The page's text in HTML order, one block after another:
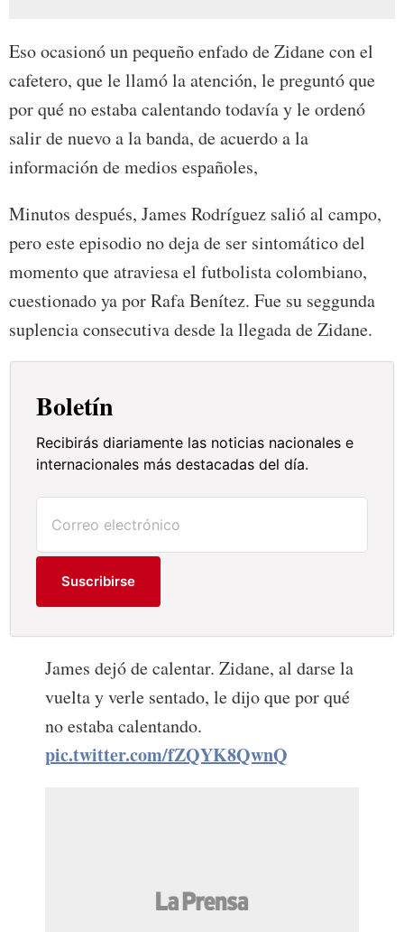
Eso ocasionó un pequeño enfado de Zidane con el
cafetero, que le llamó la atención, le preguntó que
por qué no estaba calentando todavía y le ordenó
salir de nuevo a la banda, de acuerdo a la
información de medios españoles,
Minutos después, James Rodríguez salió al campo,
pero este episodio no deja de ser sintomático del
momento que atraviesa el futbolista colombiano,
cuestionado ya por Rafa Benítez. Fue su seggunda
suplencia consecutiva desde la llegada de Zidane.
Boletín
Recibirás diariamente las noticias nacionales e
internacionales más destacadas del día.
Suscribirse
James dejó de calentar. Zidane, al darse la
vuelta y verle sentado, le dijo que por qué
no estaba calentando.
pic.twitter.com/fZQYK8QwnQ